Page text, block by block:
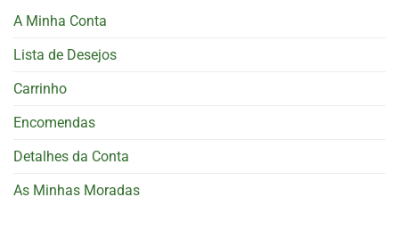
A Minha Conta
Lista de Desejos
Carrinho
Encomendas
Detalhes da Conta
As Minhas Moradas